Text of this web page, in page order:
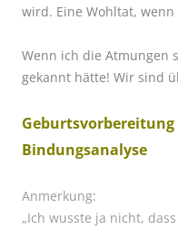
wird. Eine Wohltat,
Wenn ich die Atmungen
gekannt hätte! Wir sind
Bindungsanalyse
Anmerkung:
„Ich wusste ja nicht,